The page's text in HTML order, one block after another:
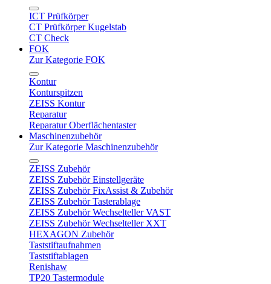
ICT Prüfkörper
CT Prüfkörper Kugelstab
CT Check
FOK
Zur Kategorie FOK
Kontur
Konturspitzen
ZEISS Kontur
Reparatur
Reparatur Oberflächentaster
Maschinenzubehör
Zur Kategorie Maschinenzubehör
ZEISS Zubehör
ZEISS Zubehör Einstellgeräte
ZEISS Zubehör FixAssist & Zubehör
ZEISS Zubehör Tasterablage
ZEISS Zubehör Wechselteller VAST
ZEISS Zubehör Wechselteller XXT
HEXAGON Zubehör
Taststiftaufnahmen
Taststiftablagen
Renishaw
TP20 Tastermodule